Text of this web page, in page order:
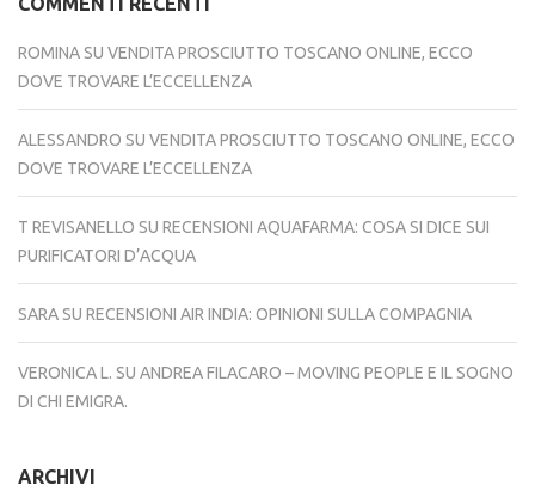
ROMINA SU VENDITA PROSCIUTTO TOSCANO ONLINE, ECCO
DOVE TROVARE L’ECCELLENZA
ALESSANDRO SU VENDITA PROSCIUTTO TOSCANO ONLINE, ECCO
DOVE TROVARE L’ECCELLENZA
T REVISANELLO SU RECENSIONI AQUAFARMA: COSA SI DICE SUI
PURIFICATORI D’ACQUA
SARA SU RECENSIONI AIR INDIA: OPINIONI SULLA COMPAGNIA
VERONICA L. SU ANDREA FILACARO – MOVING PEOPLE E IL SOGNO
DI CHI EMIGRA.
ARCHIVI